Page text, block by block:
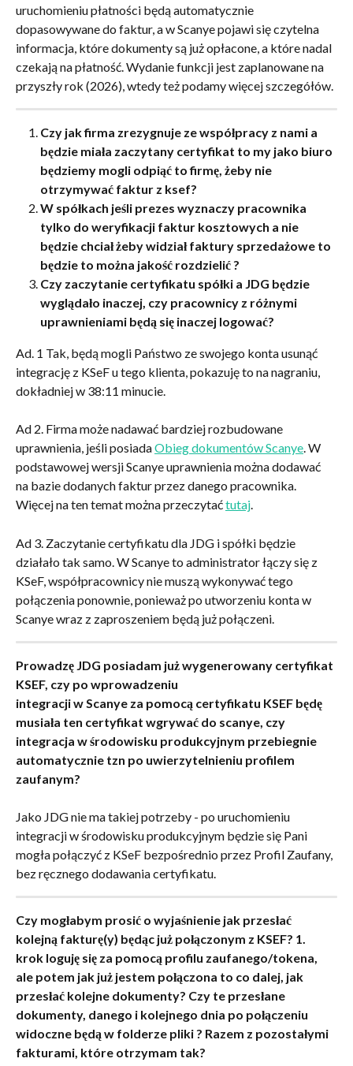
uruchomieniu płatności będą automatycznie
dopasowywane do faktur, a w Scanye pojawi się czytelna
informacja, które dokumenty są już opłacone, a które nadal
czekają na płatność. Wydanie funkcji jest zaplanowane na
przyszły rok (2026), wtedy też podamy więcej szczegółów.
Czy jak firma zrezygnuje ze współpracy z nami a
będzie miała zaczytany certyfikat to my jako biuro
będziemy mogli odpiąć to firmę, żeby nie
otrzymywać faktur z ksef?
W spółkach jeśli prezes wyznaczy pracownika
tylko do weryfikacji faktur kosztowych a nie
będzie chciał żeby widział faktury sprzedażowe to
będzie to można jakość rozdzielić ?
Czy zaczytanie certyfikatu spółki a JDG będzie
wyglądało inaczej, czy pracownicy z różnymi
uprawnieniami będą się inaczej logować?
Ad. 1 Tak, będą mogli Państwo ze swojego konta usunąć
integrację z KSeF u tego klienta, pokazuję to na nagraniu,
dokładniej w 38:11 minucie.
Ad 2. Firma może nadawać bardziej rozbudowane
uprawnienia, jeśli posiada Obieg dokumentów Scanye. W
podstawowej wersji Scanye uprawnienia można dodawać
na bazie dodanych faktur przez danego pracownika.
Więcej na ten temat można przeczytać tutaj.
Ad 3. Zaczytanie certyfikatu dla JDG i spółki będzie
działało tak samo. W Scanye to administrator łączy się z
KSeF, współpracownicy nie muszą wykonywać tego
połączenia ponownie, ponieważ po utworzeniu konta w
Scanye wraz z zaproszeniem będą już połączeni.
Prowadzę JDG posiadam już wygenerowany certyfikat
KSEF, czy po wprowadzeniu
integracji w Scanye za pomocą certyfikatu KSEF będę
musiała ten certyfikat wgrywać do scanye, czy
integracja w środowisku produkcyjnym przebiegnie
automatycznie tzn po uwierzytelnieniu profilem
zaufanym?
Jako JDG nie ma takiej potrzeby - po uruchomieniu
integracji w środowisku produkcyjnym będzie się Pani
mogła połączyć z KSeF bezpośrednio przez Profil Zaufany,
bez ręcznego dodawania certyfikatu.
Czy mogłabym prosić o wyjaśnienie jak przesłać
kolejną fakturę(y) będąc już połączonym z KSEF? 1.
krok loguję się za pomocą profilu zaufanego/tokena,
ale potem jak już jestem połączona to co dalej, jak
przesłać kolejne dokumenty? Czy te przesłane
dokumenty, danego i kolejnego dnia po połączeniu
widoczne będą w folderze pliki ? Razem z pozostałymi
fakturami, które otrzymam tak?